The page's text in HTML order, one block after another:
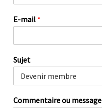
E-mail *
Sujet
Commentaire ou message